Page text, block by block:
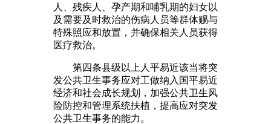
人、残疾人、孕产期和哺乳期的妇女以
及需要及时救治的伤病人员等群体赐与
特殊照应和放置，并确保相关人员获得
医疗救治。
第四条县级以上人平易近该当将突
发公共卫生事务应对工做纳入国平易近
经济和社会成长规划，加强公共卫生风
险防控和管理系统扶植，提高应对突发
公共卫生事务的能力。